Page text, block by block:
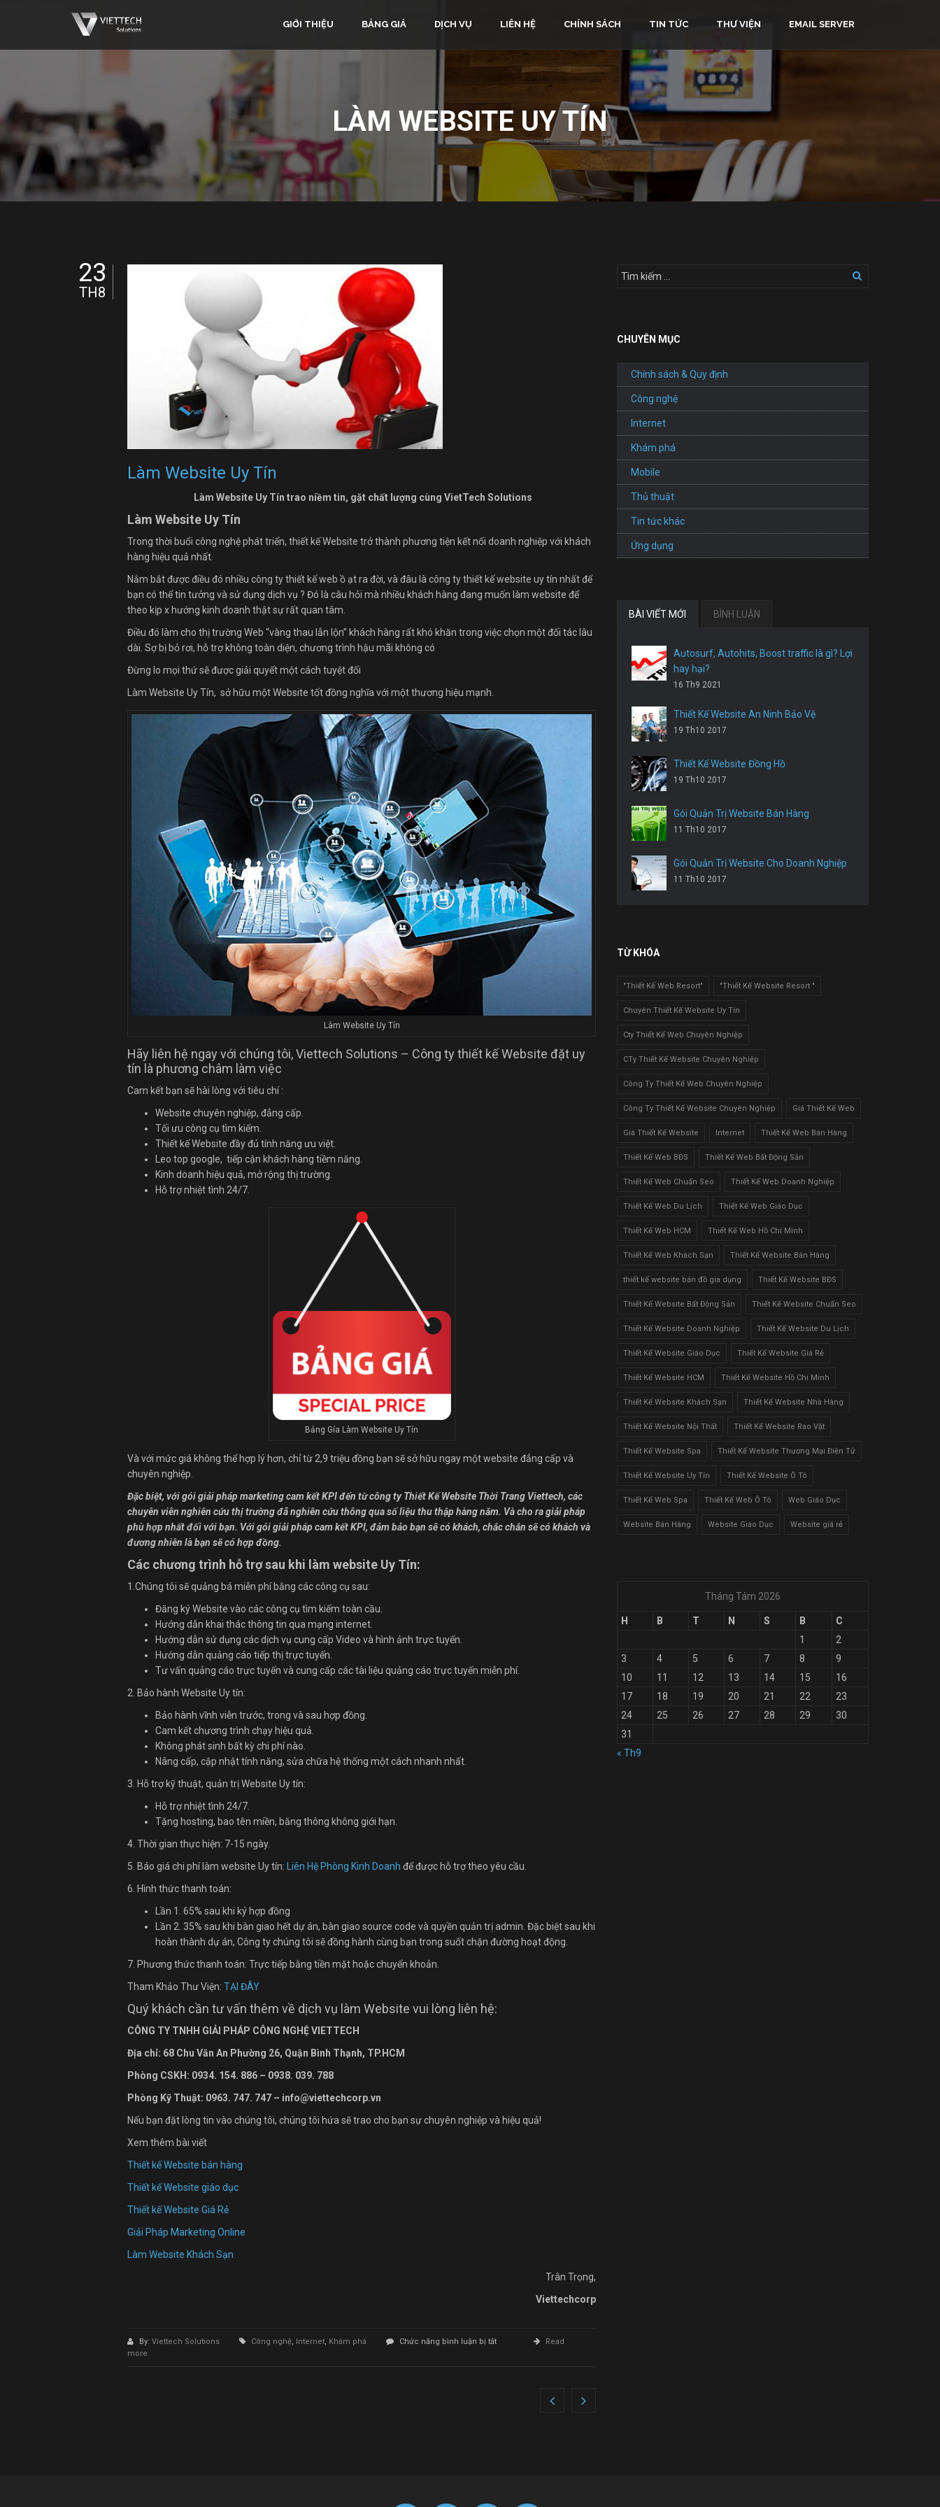
GIỚI THIỆU BẢNG GIÁ DỊCH VỤ LIÊN HỆ CHÍNH SÁCH TIN TỨC THƯ VIỆN EMAIL SERVER
LÀM WEBSITE UY TÍN
Làm Website Uy Tín
23
TH8
Làm Website Uy Tín trao niềm tin, gặt chất lượng cùng VietTech Solutions
Làm Website Uy Tín
Trong thời buổi công nghệ phát triển, thiết kế Website trở thành phương tiện kết nối doanh nghiệp với khách
hàng hiệu quả nhất.
Nắm bắt được điều đó nhiều công ty thiết kế web ồ ạt ra đời, và đâu là công ty thiết kế website uy tín nhất để
bạn có thể tin tưởng và sử dụng dịch vụ ? Đó là câu hỏi mà nhiều khách hàng đang muốn làm website để
theo kịp x hướng kinh doanh thật sự rất quan tâm.
Điều đó làm cho thị trường Web “vàng thau lẫn lộn” khách hàng rất khó khăn trong việc chọn một đối tác lâu
dài. Sợ bị bỏ rơi, hỗ trợ không toàn diện, chương trình hậu mãi không có
Đừng lo mọi thứ sẽ được giải quyết một cách tuyệt đối
Làm Website Uy Tín, sở hữu một Website tốt đồng nghĩa với một thương hiệu mạnh.
Làm Website Uy Tín
Hãy liên hệ ngay với chúng tôi, Viettech Solutions – Công ty thiết kế Website đặt uy
tín là phương châm làm việc
Cam kết bạn sẽ hài lòng với tiêu chí :
Website chuyên nghiệp, đẳng cấp.
Tối ưu công cụ tìm kiếm.
Thiết kế Website đầy đủ tính năng ưu việt.
Leo top google, tiếp cận khách hàng tiềm năng.
Kinh doanh hiệu quả, mở rộng thị trường.
Hỗ trợ nhiệt tình 24/7.
Bảng Gía Làm Website Uy Tín
Và với mức giá không thể hợp lý hơn, chỉ từ 2,9 triệu đồng bạn sẽ sở hữu ngay một website đẳng cấp và
chuyên nghiệp.
Đặc biệt, với gói giải pháp marketing cam kết KPI đến từ công ty Thiết Kế Website Thời Trang Viettech, các
chuyên viên nghiên cứu thị trường đã nghiên cứu thông qua số liệu thu thập hàng năm. Và cho ra giải pháp
phù hợp nhất đối với bạn. Với gói giải pháp cam kết KPI, đảm bảo bạn sẽ có khách, chắc chắn sẽ có khách và
đương nhiên là bạn sẽ có hợp đồng.
Các chương trình hỗ trợ sau khi làm website Uy Tín:
1.Chúng tôi sẽ quảng bá miễn phí bằng các công cụ sau:
Đăng ký Website vào các công cụ tìm kiếm toàn cầu.
Hướng dẫn khai thác thông tin qua mạng internet.
Hướng dẫn sử dụng các dịch vụ cung cấp Video và hình ảnh trực tuyến.
Hướng dẫn quảng cáo tiếp thị trực tuyến.
Tư vấn quảng cáo trực tuyến và cung cấp các tài liệu quảng cáo trực tuyến miễn phí.
2. Bảo hành Website Uy tín:
Bảo hành vĩnh viễn trước, trong và sau hợp đồng.
Cam kết chương trình chạy hiệu quả.
Không phát sinh bất kỳ chi phí nào.
Nâng cấp, cập nhật tính năng, sửa chữa hệ thống một cách nhanh nhất.
3. Hỗ trợ kỹ thuật, quản trị Website Uy tín:
Hỗ trợ nhiệt tình 24/7.
Tặng hosting, bao tên miền, băng thông không giới hạn.
4. Thời gian thực hiện: 7-15 ngày.
5. Báo giá chi phí làm website Uy tín:
Liên Hệ Phòng Kinh Doanh để được hỗ trợ theo yêu cầu.
6. Hình thức thanh toán:
Lần 1. 65% sau khi ký hợp đồng
Lần 2. 35% sau khi bàn giao hết dự án, bàn giao source code và quyền quản trị admin. Đặc biệt sau khi
hoàn thành dự án, Công ty chúng tôi sẽ đồng hành cùng bạn trong suốt chặn đường hoạt động.
7. Phương thức thanh toán: Trực tiếp bằng tiền mặt hoặc chuyển khoản.
Tham Khảo Thư Viện: TẠI ĐÂY
Quý khách cần tư vấn thêm về dịch vụ làm Website vui lòng liên hệ:
CÔNG TY TNHH GIẢI PHÁP CÔNG NGHỆ VIETTECH
Địa chỉ: 68 Chu Văn An Phường 26, Quận Bình Thạnh, TP.HCM
Phòng CSKH: 0934. 154. 886 – 0938. 039. 788
Phòng Kỹ Thuật: 0963. 747. 747 – info@viettechcorp.vn
Nếu bạn đặt lòng tin vào chúng tôi, chúng tôi hứa sẽ trao cho bạn sự chuyên nghiệp và hiệu quả!
Xem thêm bài viết
Thiết kế Website bán hàng
Thiết kế Website giáo dục
Thiết kế Website Giá Rẻ
Giải Pháp Marketing Online
Làm Website Khách Sạn
Trân Trọng,
Viettechcorp
By: Viettech Solutions Công nghệ, Internet, Khám phá Chức năng bình luận bị tắtở
Read
more
CHUYÊN MỤC
Chính sách & Quy định
Công nghệ
Internet
Khám phá
Mobile
Thủ thuật
Tin tức khác
Ứng dụng
BÀI VIẾT MỚI BÌNH LUẬN
Autosurf, Autohits, Boost traffic là gì? Lợi
hay hại?
16 Th9 2021
Thiết Kế Website An Ninh Bảo Vệ
19 Th10 2017
Thiết Kế Website Đồng Hồ
19 Th10 2017
Gói Quản Trị Website Bán Hàng
11 Th10 2017
Gói Quản Trị Website Cho Doanh Nghiệp
11 Th10 2017
TỪ KHÓA
"Thiết Kế Web Resort" "Thiết Kế Website Resort "
Chuyên Thiết Kế Website Uy Tín
Cty Thiết Kế Web Chuyên Nghiệp
CTy Thiết Kế Website Chuyên Nghiệp
Công Ty Thiết Kế Web Chuyên Nghiệp
Công Ty Thiết Kế Website Chuyên Nghiệp Giá Thiết Kế Web
Giá Thiết Kế Website Internet Thiết Kế Web Bán Hàng
Thiết Kế Web BĐS Thiết Kế Web Bất Động Sản
Thiết Kế Web Chuẩn Seo Thiết Kế Web Doanh Nghiệp
Thiết Kế Web Du Lịch Thiết Kế Web Giáo Dục
Thiết Kế Web HCM Thiết Kế Web Hồ Chí Minh
Thiết Kế Web Khách Sạn Thiết Kế Website Bán Hàng
thiết kế website bán đồ gia dụng Thiết Kế Website BĐS
Thiết Kế Website Bất Động Sản Thiết Kế Website Chuẩn Seo
Thiết Kế Website Doanh Nghiệp Thiết Kế Website Du Lịch
Thiết Kế Website Giáo Dục Thiết Kế Website Giá Rẻ
Thiết Kế Website HCM Thiết Kế Website Hồ Chí Minh
Thiết Kế Website Khách Sạn Thiết Kế Website Nhà Hàng
Thiết Kế Website Nội Thất Thiết Kế Website Rao Vặt
Thiết Kế Website Spa Thiết Kế Website Thương Mại Điện Tử
Thiết Kế Website Uy Tín Thiết Kế Website Ô Tô
Thiết Kế Web Spa Thiết Kế Web Ô Tô Web Giáo Dục
Website Bán Hàng Website Giáo Dục Website giá rẻ
Tháng Tám 2026
H B T N S B
C
1
2
3
4 5 6 7 8
9
10
11 12 13 14 15
16
17
18 19 20 21 22
23
24
25 26 27 28 29
30
31
« Th9